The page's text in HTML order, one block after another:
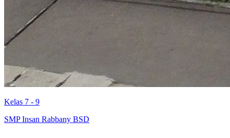
Kelas 7 - 9
SMP Insan Rabbany BSD